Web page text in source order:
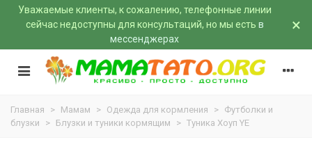
Уважаемые клиенты, к сожалению, телефонные линии
сейчас недоступны для консультаций, но мы есть в
мессенджерах
×
Главная > Мамам > Одежда для кормления > Футболки и
блузки
> Блузки и туники кормящим > Туника Хоуп YE